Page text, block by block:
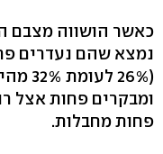
כאשר הושווה מצבם
נמצא שהם נעדרים
ומבקרים פחות אצל
פחות מחבלות.